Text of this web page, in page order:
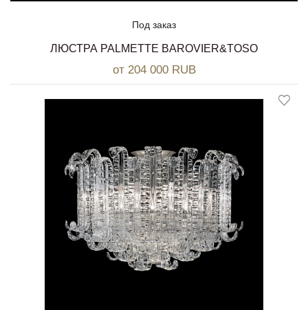
Под заказ
ЛЮСТРА PALMETTE BAROVIER&TOSO
от 204 000 RUB